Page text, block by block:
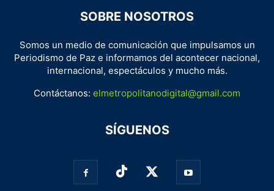
SOBRE NOSOTROS
Somos un medio de comunicación que impulsamos un
Periodismo de Paz e informamos del acontecer nacional,
internacional, espectáculos y mucho más.
Contáctanos: elmetropolitanodigital@gmail.com
SÍGUENOS